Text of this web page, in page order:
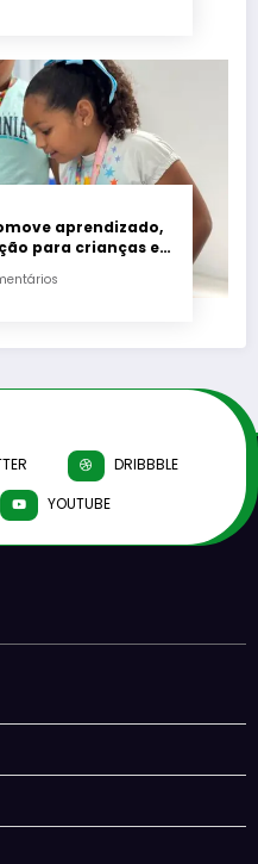
aprendizado,
para crianças e
DRIBBBLE
YOUTUBE